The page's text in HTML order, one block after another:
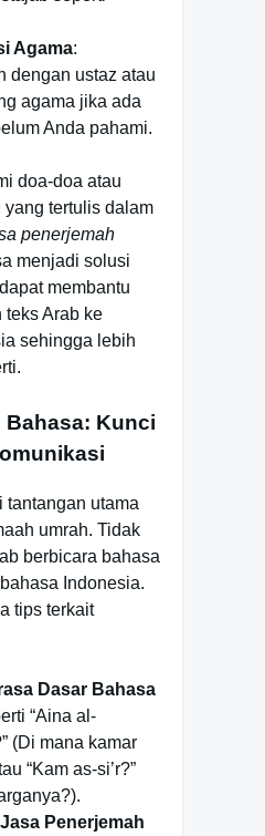
Agama:
dengan ustaz atau
agama jika ada
Anda pahami.
doa-doa atau
tertulis dalam
penerjemah
menjadi solusi
membantu
teks Arab ke
sehingga lebih
Bahasa: Kunci
tantangan utama
umrah. Tidak
berbicara bahasa
Indonesia.
tips terkait
Dasar Bahasa
“Aina al-
(Di mana kamar
“Kam as-si’r?”
Penerjemah